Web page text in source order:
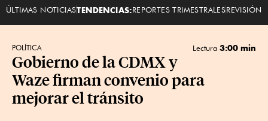
ÚLTIMAS NOTICIASTENDENCIAS:REPORTES TRIMESTRALESREVISIÓN
POLÍTICA Lectura 3:00 min
Gobierno de la CDMX y
Waze firman convenio para
mejorar el tránsito